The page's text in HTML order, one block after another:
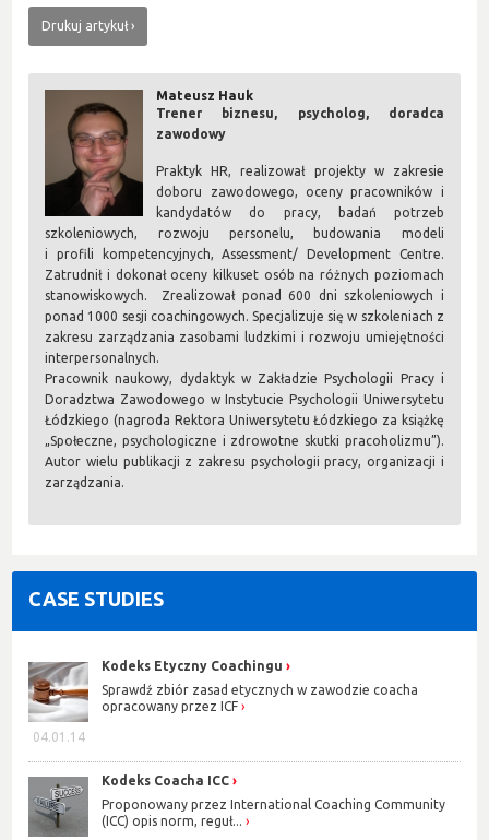
Drukuj artykuł
Mateusz Hauk
Trener biznesu, psycholog, doradca
zawodowy
Praktyk HR, realizował projekty w zakresie
doboru zawodowego, oceny pracowników i
kandydatów do pracy, badań potrzeb
szkoleniowych, rozwoju personelu, budowania modeli
i profili kompetencyjnych, Assessment/ Development Centre.
Zatrudnił i dokonał oceny kilkuset osób na różnych poziomach
stanowiskowych. Zrealizował ponad 600 dni szkoleniowych i
ponad 1000 sesji coachingowych. Specjalizuje się w szkoleniach z
zakresu zarządzania zasobami ludzkimi i rozwoju umiejętności
interpersonalnych.
Pracownik naukowy, dydaktyk w Zakładzie Psychologii Pracy i
Doradztwa Zawodowego w Instytucie Psychologii Uniwersytetu
Łódzkiego (nagroda Rektora Uniwersytetu Łódzkiego za książkę
„Społeczne, psychologiczne i zdrowotne skutki pracoholizmu”).
Autor wielu publikacji z zakresu psychologii pracy, organizacji i
zarządzania.
CASE STUDIES
04.01.14
Kodeks Etyczny Coachingu
Sprawdź zbiór zasad etycznych w zawodzie coacha
opracowany przez ICF
Kodeks Coacha ICC
Proponowany przez International Coaching Community
(ICC) opis norm, reguł...